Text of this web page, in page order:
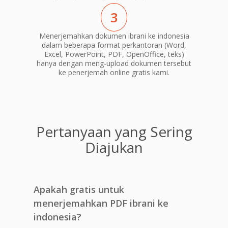
3
Menerjemahkan dokumen ibrani ke indonesia
dalam beberapa format perkantoran (Word,
Excel, PowerPoint, PDF, OpenOffice, teks)
hanya dengan meng-upload dokumen tersebut
ke penerjemah online gratis kami.
Pertanyaan yang Sering
Diajukan
Apakah gratis untuk
menerjemahkan PDF ibrani ke
indonesia?